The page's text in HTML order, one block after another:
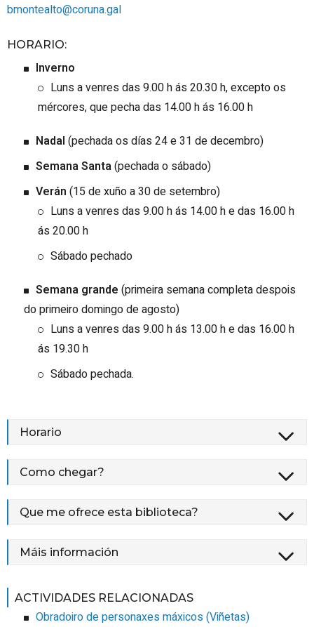
bmontealto@coruna.gal
HORARIO:
Inverno
Luns a venres das 9.00 h ás 20.30 h, excepto os
mércores, que pecha das 14.00 h ás 16.00 h
Nadal (pechada os días 24 e 31 de decembro)
Semana Santa(pechada o sábado)
Verán (15 de xuño a 30 de setembro)
Luns a venres das 9.00 h ás 14.00 h e das 16.00 h
ás 20.00 h
Sábado pechado
Semana grande (primeira semana completa despois
do primeiro domingo de agosto)
Luns a venres das 9.00 h ás 13.00 h e das 16.00 h
ás 19.30 h
Sábado pechada.
Horario
Como chegar?
Que me ofrece esta biblioteca?
Máis información
ACTIVIDADES RELACIONADAS
Obradoiro de personaxes máxicos (Viñetas)